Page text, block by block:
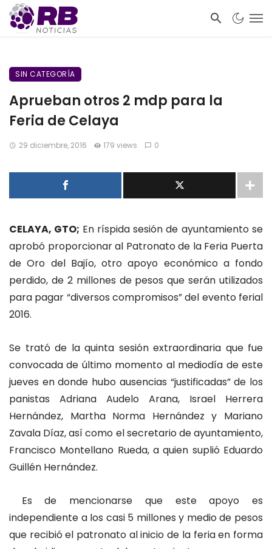
SIN CATEGORÍA
Aprueban otros 2 mdp para la
Feria de Celaya
29 diciembre, 2016 179 views 0
CELAYA, GTO; En ríspida sesión de ayuntamiento se
aprobó proporcionar al Patronato de la Feria Puerta
de Oro del Bajío, otro apoyo económico a fondo
perdido, de 2 millones de pesos que serán utilizados
para pagar “diversos compromisos” del evento ferial
2016.
Se trató de la quinta sesión extraordinaria que fue
convocada de último momento al mediodía de este
jueves en donde hubo ausencias “justificadas” de los
panistas Adriana Audelo Arana, Israel Herrera
Hernández, Martha Norma Hernández y Mariano
Zavala Díaz, así como el secretario de ayuntamiento,
Francisco Montellano Rueda, a quien suplió Eduardo
Guillén Hernández.
Es de mencionarse que este apoyo es
independiente a los casi 5 millones y medio de pesos
que recibió el patronato al inicio de la feria en forma